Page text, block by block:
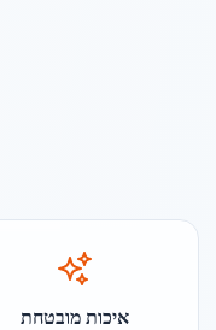
איכות מובטחת